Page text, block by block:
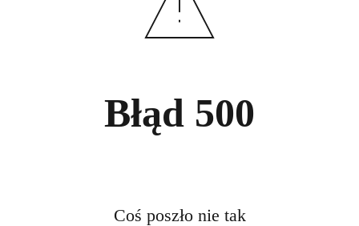
Błąd 500
Coś poszło nie tak